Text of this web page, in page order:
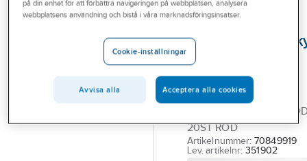
Branscher
Hydrobarriär
röd
HYDROBARRIÄR
SKYDDSVALL
20ST RÖD
Artikelnummer: 70849919
Lev. artikelnr: 351902
på din enhet för att förbättra navigeringen på webbplatsen, analysera
webbplatsens användning och bistå i våra marknadsföringsinsatser.
Cookie-inställningar
Avvisa alla Acceptera alla cookies